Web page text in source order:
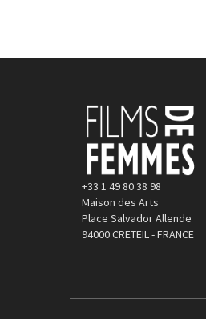
+33 1 49 80 38 98
Maison des Arts
Place Salvador Allende
94000 CRETEIL - FRANCE